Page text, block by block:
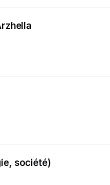
Hébergé
pour plus
société)